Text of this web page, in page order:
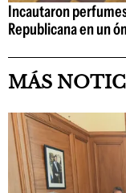
Incautaron
Republicana en un
MÁS